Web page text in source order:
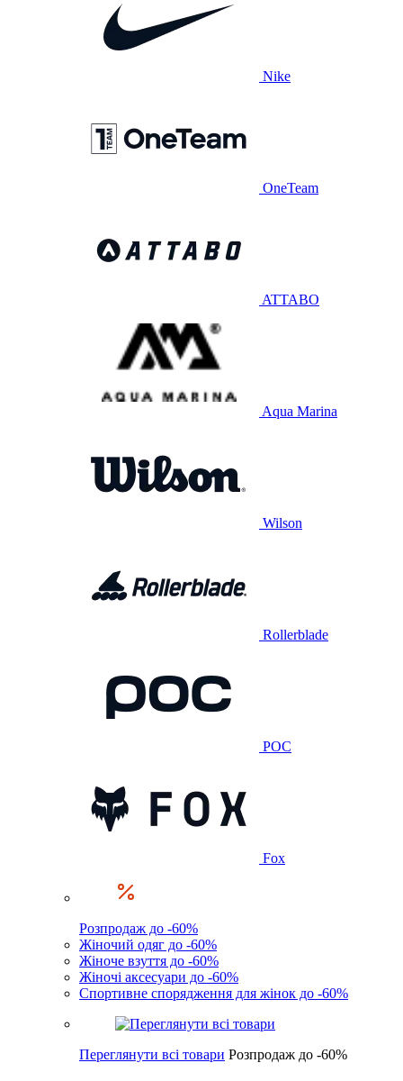
Nike
OneTeam
ATTABO
Aqua Marina
Wilson
Rollerblade
POC
Fox
Розпродаж до -60%
Жіночий одяг до -60%
Жіноче взуття до -60%
Жіночі аксесуари до -60%
Спортивне спорядження для жінок до -60%
Переглянути всі товари Розпродаж до -60%